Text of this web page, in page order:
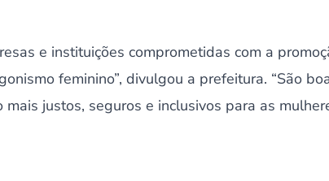
e instituições comprometidas com a
feminino”, divulgou a prefeitura. “São
justos, seguros e inclusivos para as